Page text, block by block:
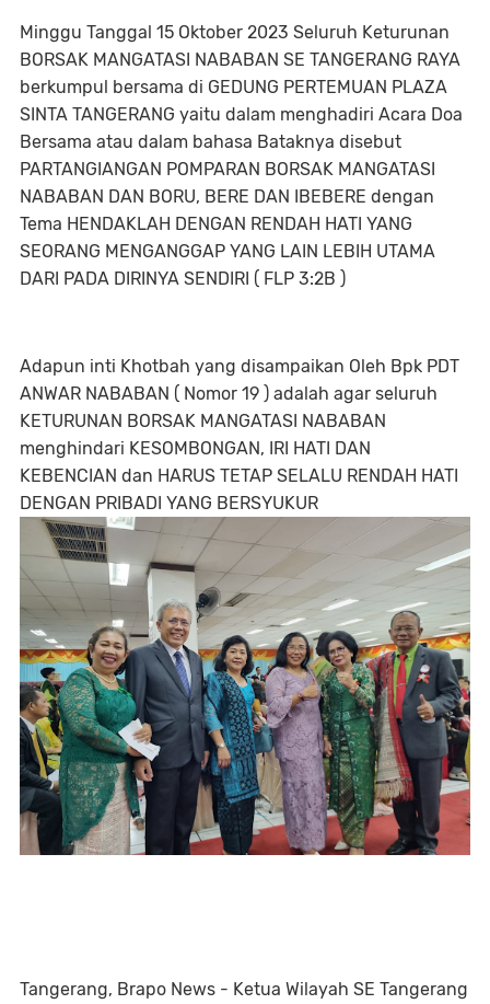
Minggu Tanggal 15 Oktober 2023 Seluruh Keturunan
BORSAK MANGATASI NABABAN SE TANGERANG RAYA
berkumpul bersama di GEDUNG PERTEMUAN PLAZA
SINTA TANGERANG yaitu dalam menghadiri Acara Doa
Bersama atau dalam bahasa Bataknya disebut
PARTANGIANGAN POMPARAN BORSAK MANGATASI
NABABAN DAN BORU, BERE DAN IBEBERE dengan
Tema HENDAKLAH DENGAN RENDAH HATI YANG
SEORANG MENGANGGAP YANG LAIN LEBIH UTAMA
DARI PADA DIRINYA SENDIRI ( FLP 3:2B )
Adapun inti Khotbah yang disampaikan Oleh Bpk PDT
ANWAR NABABAN ( Nomor 19 ) adalah agar seluruh
KETURUNAN BORSAK MANGATASI NABABAN
menghindari KESOMBONGAN, IRI HATI DAN
KEBENCIAN dan HARUS TETAP SELALU RENDAH HATI
DENGAN PRIBADI YANG BERSYUKUR
Tangerang, Brapo News - Ketua Wilayah SE Tangerang